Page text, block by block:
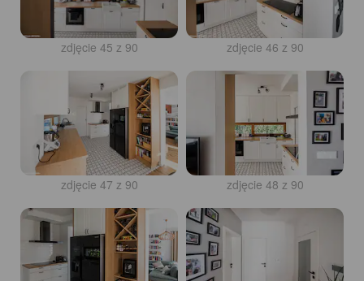
zdjęcie 45 z 90 zdjęcie 46 z 90
zdjęcie 47 z 90 zdjęcie 48 z 90